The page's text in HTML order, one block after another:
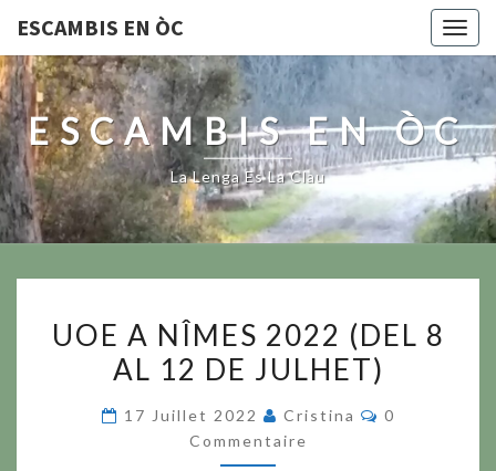
ESCAMBIS EN ÒC
ESCAMBIS EN ÒC
La Lenga Es La Clau
A
NÎMES
(DEL
8
UOE A NÎMES 2022 (DEL 8
AL 12 DE JULHET)
17 Juillet 2022 Cristina
0
Commentaire